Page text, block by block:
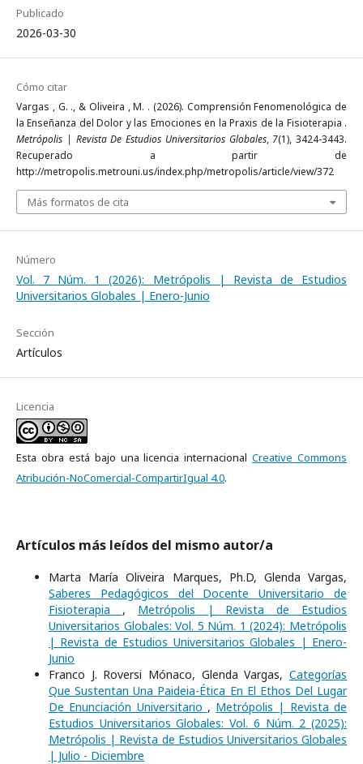
Publicado
2026-03-30
Cómo citar
Vargas , G. ., & Oliveira , M. . (2026). Comprensión Fenomenológica de
la Enseñanza del Dolor y las Emociones en la Praxis de la Fisioterapia .
Metrópolis | Revista De Estudios Universitarios Globales, 7(1), 3424-3443.
Recuperado a partir de
http://metropolis.metrouni.us/index.php/metropolis/article/view/372
Más formatos de cita
Número
Vol. 7 Núm. 1 (2026): Metrópolis | Revista de Estudios
Universitarios Globales | Enero-Junio
Sección
Artículos
Licencia
Esta obra está bajo una licencia internacionalCreative Commons
Atribución-NoComercial-CompartirIgual 4.0.
Artículos más leídos del mismo autor/a
Marta María Oliveira Marques, Ph.D, Glenda Vargas,
Saberes Pedagógicos del Docente Universitario de
Fisioterapia , Metrópolis | Revista de Estudios
Universitarios Globales: Vol. 5 Núm. 1 (2024): Metrópolis
| Revista de Estudios Universitarios Globales | Enero-
Junio
Franco J. Roversi Mónaco, Glenda Vargas, Categorías
Que Sustentan Una Paideia-Ética En El Ethos Del Lugar
De Enunciación Universitario , Metrópolis | Revista de
Estudios Universitarios Globales: Vol. 6 Núm. 2 (2025):
Metrópolis | Revista de Estudios Universitarios Globales
| Julio - Diciembre